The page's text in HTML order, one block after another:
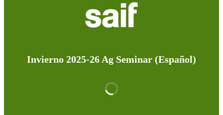
Invierno 2025-26 Ag Seminar (Español)